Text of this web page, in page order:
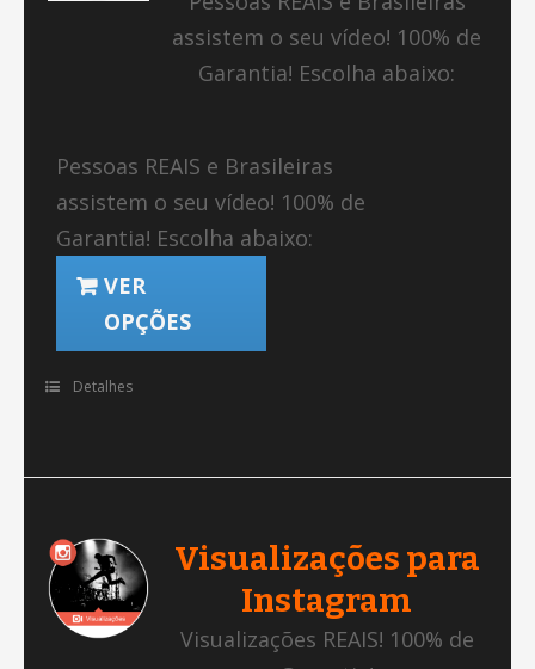
assistem o seu vídeo! 100% de
Garantia! Escolha abaixo:
Pessoas REAIS e Brasileiras
assistem o seu vídeo! 100% de
Garantia! Escolha abaixo:
VER
OPÇÕES
Detalhes
Visualizações para
Instagram
Visualizações REAIS! 100% de